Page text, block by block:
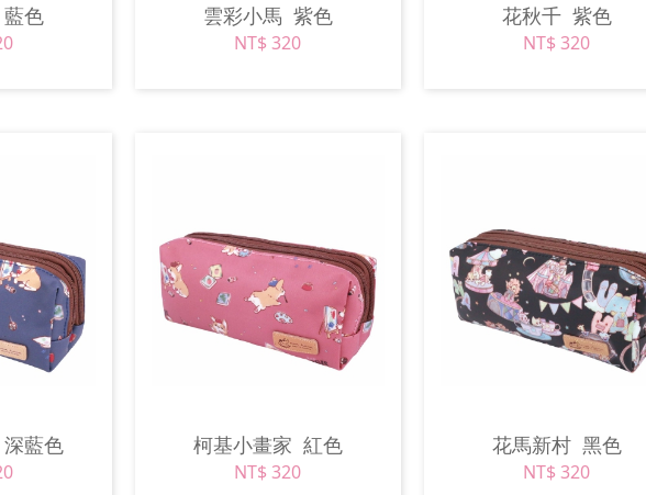
藍色 雲彩小馬 紫色
NT$ 320
花秋千 紫色
NT$ 320
深藍色 柯基小畫家 紅色
NT$ 320
花馬新村 黑色
NT$ 320